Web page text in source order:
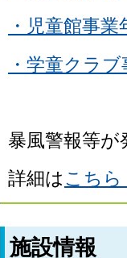
・児童館事
・学童クラ
暴風警報等
詳細は こちら
施設情報